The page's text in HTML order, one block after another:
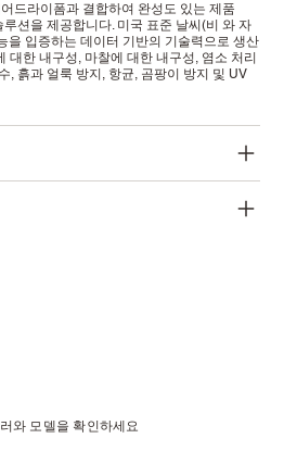
드라이폼과 결합하여 완성도 있는 제품
션을 제공합니다. 미국 표준 날씨(비 와 자
을 입증하는 데이터 기반의 기술력으로 생산
대한 내구성, 마찰에 대한 내구성, 염소 처리
, 흙과 얼룩 방지, 항균, 곰팡이 방지 및 UV
와 모델을 확인하세요